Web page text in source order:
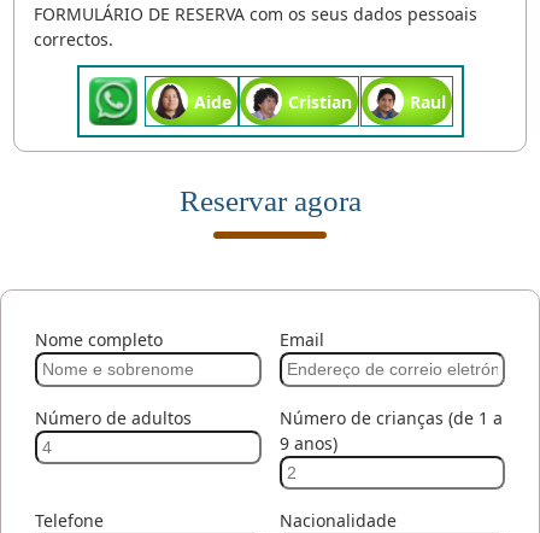
FORMULÁRIO DE RESERVA com os seus dados pessoais
correctos.
Aide Cristian Raul
Reservar agora
Nome completo Email
Número de adultos
Número de crianças (de 1 a
9 anos)
Telefone Nacionalidade